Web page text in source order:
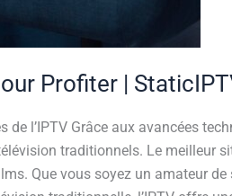
Profiter |
l’IPTV Grâce aux avancées
traditionnels. Le meilleur
Que vous soyez un amateur